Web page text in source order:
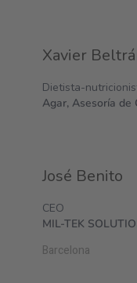
Xavier
Dietista-
Agar, Asesoría de
José Benito
CEO
MIL-TEK
Barcelona